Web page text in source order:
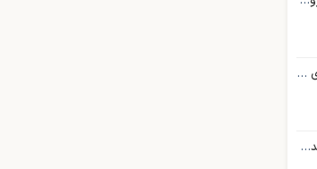
بهترین تغذیه بعد از عمل بینی برای بهبودی سریع
آیا بیمه عمل بینی را پوشش می‌دهد؟ بررسی و مقایسه شرکتهای بیمه در ایران